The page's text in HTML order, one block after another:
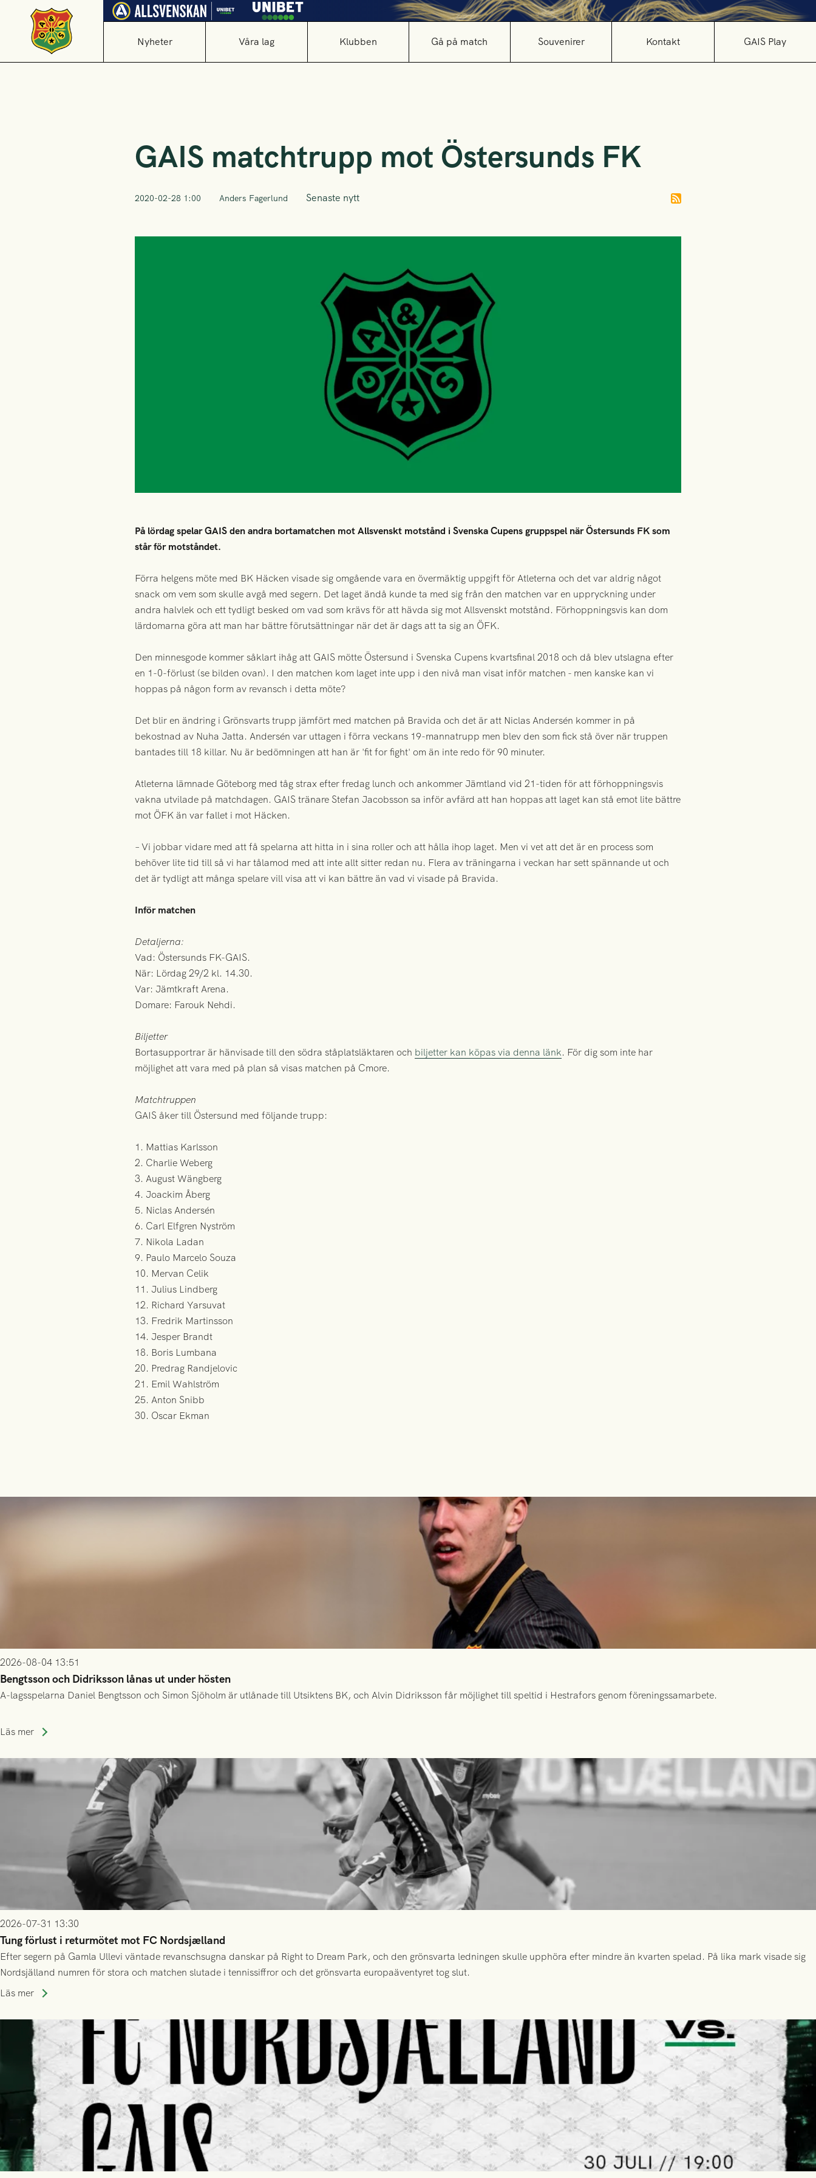
Nyheter Våra lag Klubben Gå på match Souvenirer Kontakt GAIS Play
GAIS matchtrupp mot Östersunds FK
2020-02-28 1:00 Anders Fagerlund Senaste nytt
På lördag spelar GAIS den andra bortamatchen mot Allsvenskt motstånd i Svenska Cupens gruppspel när Östersunds FK som
står för motståndet.
Förra helgens möte med BK Häcken visade sig omgående vara en övermäktig uppgift för Atleterna och det var aldrig något
snack om vem som skulle avgå med segern. Det laget ändå kunde ta med sig från den matchen var en uppryckning under
andra halvlek och ett tydligt besked om vad som krävs för att hävda sig mot Allsvenskt motstånd. Förhoppningsvis kan dom
lärdomarna göra att man har bättre förutsättningar när det är dags att ta sig an ÖFK.
Den minnesgode kommer såklart ihåg att GAIS mötte Östersund i Svenska Cupens kvartsfinal 2018 och då blev utslagna efter
en 1-0-förlust (se bilden ovan). I den matchen kom laget inte upp i den nivå man visat inför matchen - men kanske kan vi
hoppas på någon form av revansch i detta möte?
Det blir en ändring i Grönsvarts trupp jämfört med matchen på Bravida och det är att Niclas Andersén kommer in på
bekostnad av Nuha Jatta. Andersén var uttagen i förra veckans 19-mannatrupp men blev den som fick stå över när truppen
bantades till 18 killar. Nu är bedömningen att han är 'fit for fight' om än inte redo för 90 minuter.
Atleterna lämnade Göteborg med tåg strax efter fredag lunch och ankommer Jämtland vid 21-tiden för att förhoppningsvis
vakna utvilade på matchdagen. GAIS tränare Stefan Jacobsson sa inför avfärd att han hoppas att laget kan stå emot lite bättre
mot ÖFK än var fallet i mot Häcken.
– Vi jobbar vidare med att få spelarna att hitta in i sina roller och att hålla ihop laget. Men vi vet att det är en process som
behöver lite tid till så vi har tålamod med att inte allt sitter redan nu. Flera av träningarna i veckan har sett spännande ut och
det är tydligt att många spelare vill visa att vi kan bättre än vad vi visade på Bravida.
Inför matchen
Detaljerna:
Vad: Östersunds FK-GAIS.
När: Lördag 29/2 kl. 14.30.
Var: Jämtkraft Arena.
Domare: Farouk Nehdi.
Biljetter
Bortasupportrar är hänvisade till den södra ståplatsläktaren och biljetter kan köpas via denna länk. För dig som inte har
möjlighet att vara med på plan så visas matchen på Cmore.
Matchtruppen
GAIS åker till Östersund med följande trupp:
1. Mattias Karlsson
2. Charlie Weberg
3. August Wängberg
4. Joackim Åberg
5. Niclas Andersén
6. Carl Elfgren Nyström
7. Nikola Ladan
9. Paulo Marcelo Souza
10. Mervan Celik
11. Julius Lindberg
12. Richard Yarsuvat
13. Fredrik Martinsson
14. Jesper Brandt
18. Boris Lumbana
20. Predrag Randjelovic
21. Emil Wahlström
25. Anton Snibb
30. Oscar Ekman
2026-08-04 13:51
Bengtsson och Didriksson lånas ut under hösten
A-lagsspelarna Daniel Bengtsson och Simon Sjöholm är utlånade till Utsiktens BK, och Alvin Didriksson får möjlighet till speltid i Hestrafors genom föreningssamarbete.
Läs mer
2026-07-31 13:30
Tung förlust i returmötet mot FC Nordsjælland
Efter segern på Gamla Ullevi väntade revanschsugna danskar på Right to Dream Park, och den grönsvarta ledningen skulle upphöra efter mindre än kvarten spelad. På lika mark visade sig
Nordsjälland numren för stora och matchen slutade i tennissiffror och det grönsvarta europaäventyret tog slut.
Läs mer